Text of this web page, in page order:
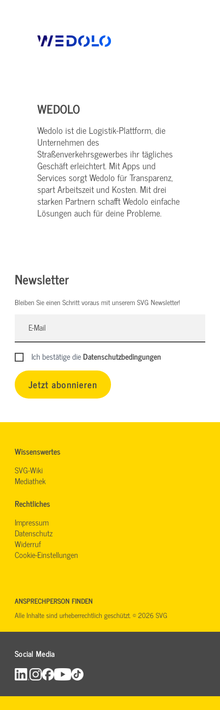
WEDOLO
Wedolo ist die Logistik-Plattform, die
Unternehmen des
Straßenverkehrsgewerbes ihr tägliches
Geschäft erleichtert. Mit Apps und
Services sorgt Wedolo für Transparenz,
spart Arbeitszeit und Kosten. Mit drei
starken Partnern schafft Wedolo einfache
Lösungen auch für deine Probleme.
Newsletter
Bleiben Sie einen Schritt voraus mit unserem SVG Newsletter!
Ich bestätige dieDatenschutzbedingungen
Jetzt abonnieren
Wissenswertes
SVG-Wiki
Mediathek
Rechtliches
Impressum
Datenschutz
Widerruf
Cookie-Einstellungen
Social Media
ANSPRECHPERSON FINDEN
Alle Inhalte sind urheberrechtlich geschützt. © 2026 SVG